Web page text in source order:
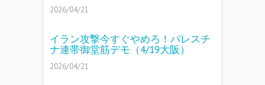
2026/04/21
イラン攻撃今すぐやめろ！パレスチ
ナ連帯御堂筋デモ（4/19大阪）
2026/04/21